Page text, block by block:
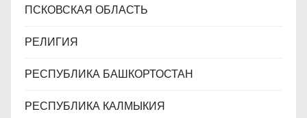
ПСКОВСКАЯ ОБЛАСТЬ
РЕЛИГИЯ
РЕСПУБЛИКА БАШКОРТОСТАН
РЕСПУБЛИКА КАЛМЫКИЯ